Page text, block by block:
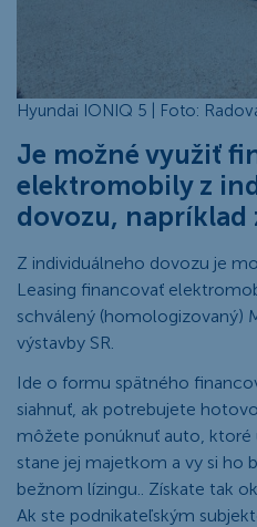
Hyundai IONIQ 5 | Foto:
Je možné využiť
elektromobily z
dovozu, napríklad
Z individuálneho dovozu je
Leasing financovať
schválený (homologizovaný)
výstavby SR.
Ide o formu spätného
siahnuť, ak potrebujete
môžete ponúknuť auto, ktoré
stane jej majetkom a vy si ho
bežnom lízingu.. Získate tak
Ak ste podnikateľským